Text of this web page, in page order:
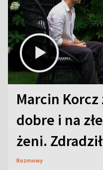
Marcin Korcz
dobre i na
żeni.
Rozmowy